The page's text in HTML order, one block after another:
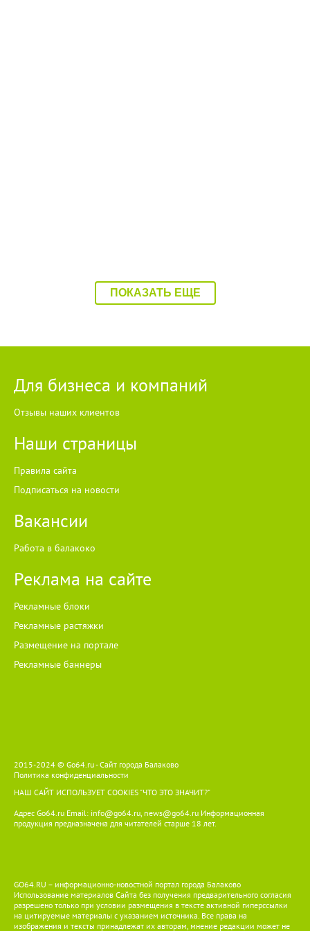
ПОКАЗАТЬ ЕЩЕ
Для бизнеса и компаний
Отзывы наших клиентов
Наши страницы
Правила сайта
Подписаться на новости
Вакансии
Работа в балакоко
Реклама на сайте
Рекламные блоки
Рекламные растяжки
Размещение на портале
Рекламные баннеры
2015-2024 © Go64.ru - Сайт города Балаково
Политика конфиденциальности
НАШ САЙТ ИСПОЛЬЗУЕТ COOKIES "ЧТО ЭТО ЗНАЧИТ?"
Адрес Go64.ru Email: info@go64.ru, news@go64.ru Информационная
продукция предназначена для читателей старше 18 лет.
GO64.RU – информационно-новостной портал города Балаково
Использование материалов Сайта без получения предварительного согласия
разрешено только при условии размещения в тексте активной гиперссылки
на цитируемые материалы с указанием источника. Все права на
изображения и тексты принадлежат их авторам, мнение редакции может не